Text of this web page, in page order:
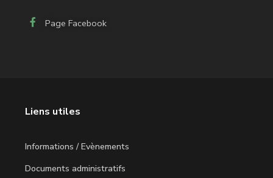
Page Facebook
Liens utiles
Informations / Evènements
Documents administratifs